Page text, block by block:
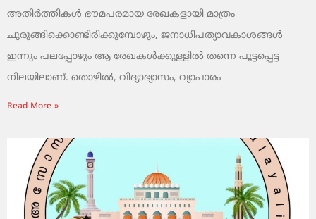
അതിർത്തികൾ ഭൗമപരമായ രേഖകളായി മാത്രം
ചുരുങ്ങിക്കൊണ്ടിരിക്കുമ്പോഴും, ജനാധിപത്യാവകാശങ്ങൾ
ഇന്നും പലപ്പോഴും ആ രേഖകൾക്കുള്ളിൽ തന്നെ പൂട്ടപ്പെട്ട
നിലയിലാണ്. തൊഴിൽ, വിദ്യാഭ്യാസം, വ്യാപാരം
Read More »